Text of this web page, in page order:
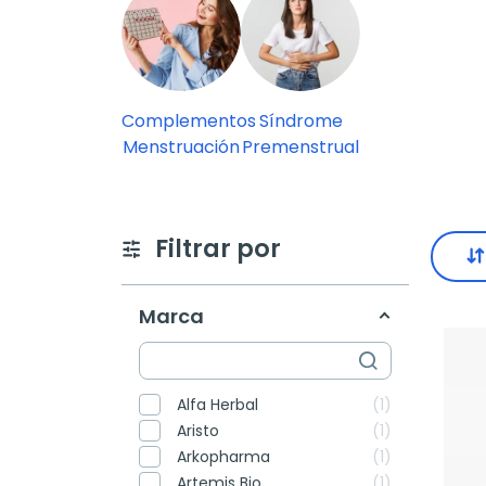
Complementos
Menstruación
Síndrome
Premenstrual
Filtrar por
Marca
Alfa Herbal
1
Aristo
1
Arkopharma
1